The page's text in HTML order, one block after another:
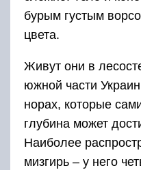
бурым густым
цвета.
Живут они в
южной части
норах, которые
глубина может
Наиболее
мизгирь – у него